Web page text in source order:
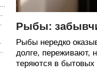
Рыбы:
Рыбы нередко
долге, переживают,
теряются в бытовых